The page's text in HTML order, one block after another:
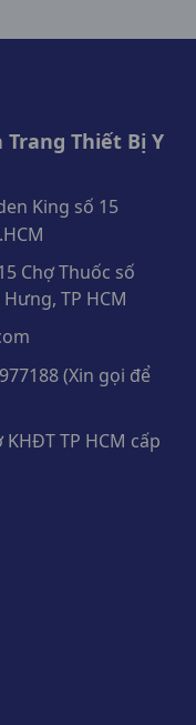
Thiết Bị Y
King số 15
Chợ Thuốc số
TP HCM
(Xin gọi để
TP HCM cấp